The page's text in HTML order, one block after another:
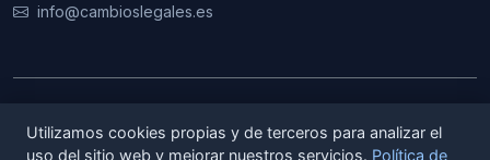
info@cambioslegales.es
reservados.
Utilizamos cookies propias y de terceros para analizar el
uso del sitio web y mejorar nuestros servicios. Política de